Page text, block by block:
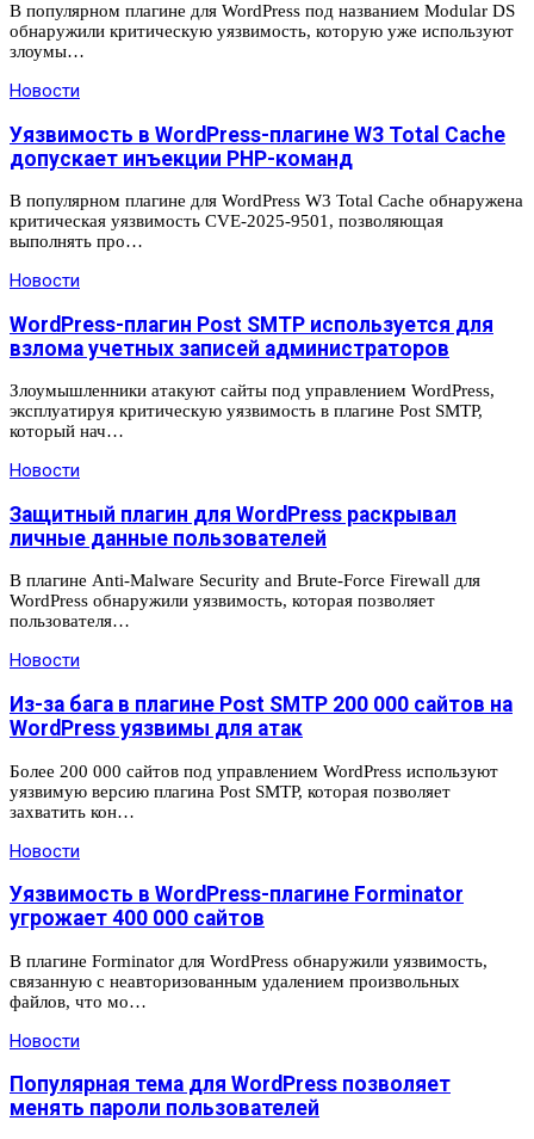
В популярном плагине для WordPress под названием Modular DS
обнаружили критическую уязвимость, которую уже используют
злоумы…
Новости
Уязвимость в WordPress-плагине W3 Total Cache
допускает инъекции PHP-команд
В популярном плагине для WordPress W3 Total Cache обнаружена
критическая уязвимость CVE-2025-9501, позволяющая
выполнять про…
Новости
WordPress-плагин Post SMTP используется для
взлома учетных записей администраторов
Злоумышленники атакуют сайты под управлением WordPress,
эксплуатируя критическую уязвимость в плагине Post SMTP,
который нач…
Новости
Защитный плагин для WordPress раскрывал
личные данные пользователей
В плагине Anti-Malware Security and Brute-Force Firewall для
WordPress обнаружили уязвимость, которая позволяет
пользователя…
Новости
Из-за бага в плагине Post SMTP 200 000 сайтов на
WordPress уязвимы для атак
Более 200 000 сайтов под управлением WordPress используют
уязвимую версию плагина Post SMTP, которая позволяет
захватить кон…
Новости
Уязвимость в WordPress-плагине Forminator
угрожает 400 000 сайтов
В плагине Forminator для WordPress обнаружили уязвимость,
связанную с неавторизованным удалением произвольных
файлов, что мо…
Новости
Популярная тема для WordPress позволяет
менять пароли пользователей